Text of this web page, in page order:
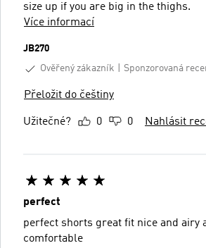
size up if you are big in the thighs.
Více informací
JB270
Ověřený zákazník
Sponzorovaná
Přeložit do češtiny
Užitečné? 0 0 Nahlásit
perfect
perfect shorts great fit nice and airy
comfortable